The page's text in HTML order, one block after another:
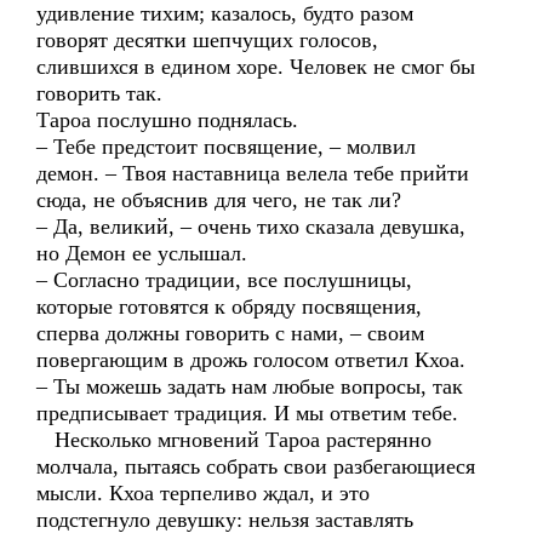
удивление тихим; казалось, будто разом
говорят десятки шепчущих голосов,
слившихся в едином хоре. Человек не смог бы
говорить так.
Тароа послушно поднялась.
– Тебе предстоит посвящение, – молвил
демон. – Твоя наставница велела тебе прийти
сюда, не объяснив для чего, не так ли?
– Да, великий, – очень тихо сказала девушка,
но Демон ее услышал.
– Согласно традиции, все послушницы,
которые готовятся к обряду посвящения,
сперва должны говорить с нами, – своим
повергающим в дрожь голосом ответил Кхоа.
– Ты можешь задать нам любые вопросы, так
предписывает традиция. И мы ответим тебе.
Несколько мгновений Тароа растерянно
молчала, пытаясь собрать свои разбегающиеся
мысли. Кхоа терпеливо ждал, и это
подстегнуло девушку: нельзя заставлять